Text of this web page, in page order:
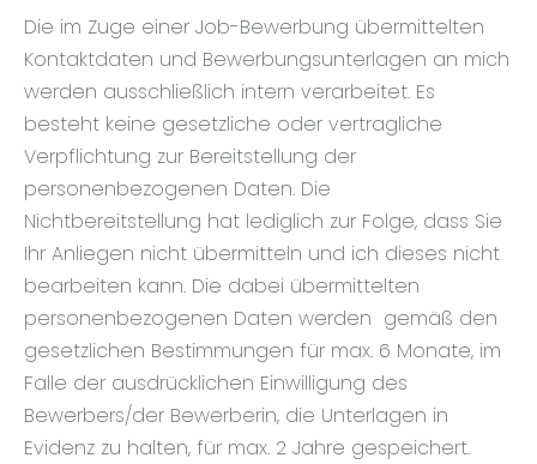
Die im Zuge einer Job-Bewerbung übermittelten
Kontaktdaten und Bewerbungsunterlagen an mich
werden ausschließlich intern verarbeitet. Es
besteht keine gesetzliche oder vertragliche
Verpflichtung zur Bereitstellung der
personenbezogenen Daten. Die
Nichtbereitstellung hat lediglich zur Folge, dass Sie
Ihr Anliegen nicht übermitteln und ich dieses nicht
bearbeiten kann. Die dabei übermittelten
personenbezogenen Daten werden gemäß den
gesetzlichen Bestimmungen für max. 6 Monate, im
Falle der ausdrücklichen Einwilligung des
Bewerbers/der Bewerberin, die Unterlagen in
Evidenz zu halten, für max. 2 Jahre gespeichert.